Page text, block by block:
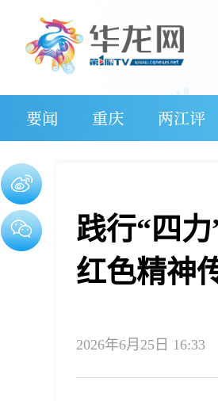
要闻 重庆 两江评
践行“四
红色精神
2026年6月25日 16:33